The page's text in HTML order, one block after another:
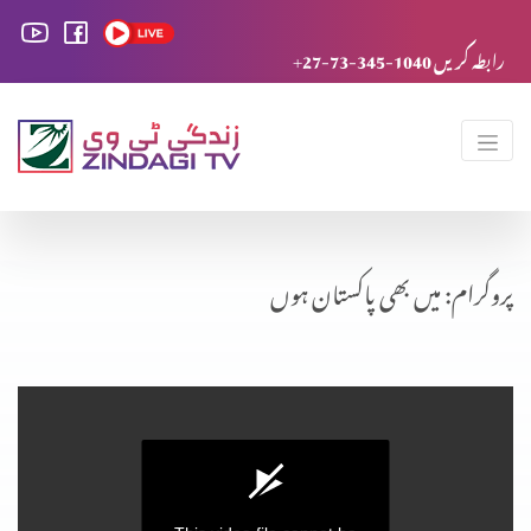
+27-73-345-1040 رابطہ کریں
پروگرام: میں بھی پاکستان ہوں